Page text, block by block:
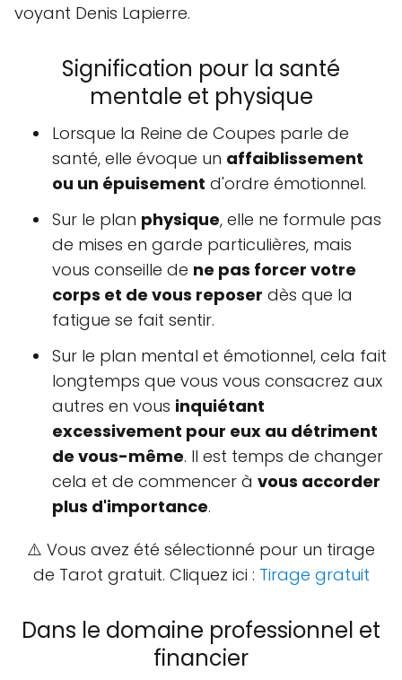
voyant Denis Lapierre.
Signification pour la santé
mentale et physique
Lorsque la Reine de Coupes parle de
santé, elle évoque un affaiblissement
ou un épuisement d'ordre émotionnel.
Sur le plan physique, elle ne formule pas
de mises en garde particulières, mais
vous conseille de ne pas forcer votre
corps et de vous reposer dès que la
fatigue se fait sentir.
Sur le plan mental et émotionnel, cela fait
longtemps que vous vous consacrez aux
autres en vous inquiétant
excessivement pour eux au détriment
de vous-même. Il est temps de changer
cela et de commencer à vous accorder
plus d'importance.
⚠️ Vous avez été sélectionné pour un tirage
de Tarot gratuit. Cliquez ici : Tirage gratuit
Dans le domaine professionnel et
financier